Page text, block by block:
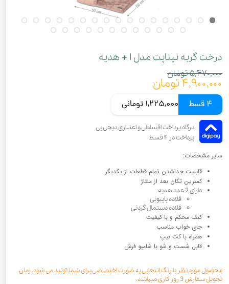
درخت گربه نیناپت مدل I + هدیه
۵,۴۷۰,۰۰۰ تومان
۴,۹۰۰,۰۰۰ تومان
4 قسط 1,225,000 تومانی
سایر مشخصات:
قابلیت جداشدن تمام قطعات از یکدیگر
کمترین تکان بعد از منتاژ
دارای 2 عدد هدیه
قلاده پاپیونی
قلاده دستمال گردنی
کنف محکم و با کیفیت
جای خواب مناسب
همراه با کت نیپ
قابل شست و شو با شامپو فرش
محصول مورد نظر با رنگ انتخابی به صورت اختصاصی برای شما تولید می شود. زمان
تحویل سفارش 3 روز کاری میباشد.